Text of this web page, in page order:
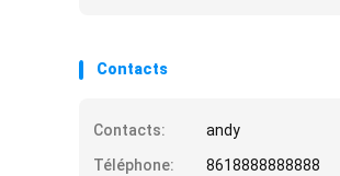
Contacts
Contacts:
andy
Téléphone:
8618888888888